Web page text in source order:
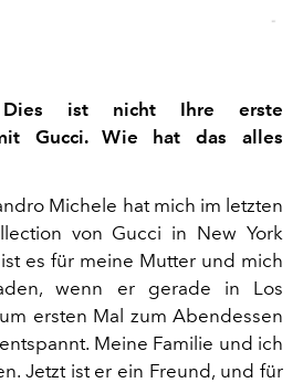
Dies ist nicht Ihre erste
Gucci. Wie hat das alles
Michele hat mich im letzten
von Gucci in New York
es für meine Mutter und mich
wenn er gerade in Los
ersten Mal zum Abendessen
Meine Familie und ich
Jetzt ist er ein Freund, und für